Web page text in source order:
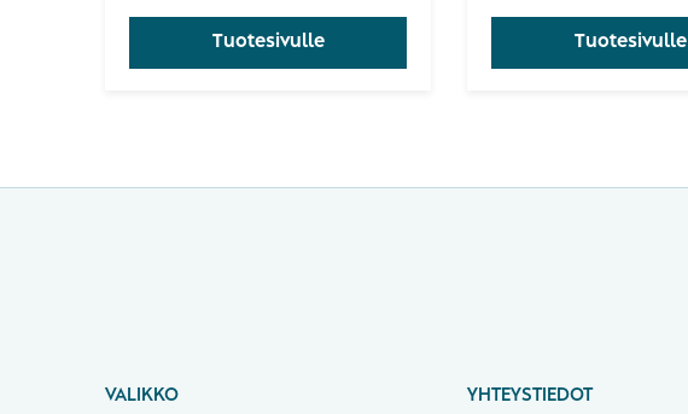
Tuotesivulle Tuotesivulle
VALIKKO YHTEYSTIEDOT